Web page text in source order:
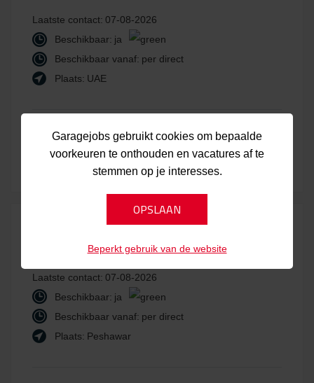
Laatste contact: 07-08-2026
Beschikbaar: ja
Beschikbaar vanaf: per direct
Plaats: UAE
Laatst bijgewerkt:
07-08-2026
Bekijk kandidaat
Laatste contact: 07-08-2026
Beschikbaar: ja
Beschikbaar vanaf: per direct
Plaats: Peshawar
Garagejobs gebruikt cookies om bepaalde
voorkeuren te onthouden en vacatures af te
stemmen op je interesses.
Beperkt gebruik van de website